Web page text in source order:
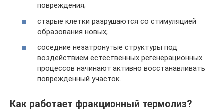
повреждения;
старые клетки разрушаются со стимуляцией
образования новых;
соседние незатронутые структуры под
воздействием естественных регенерационных
процессов начинают активно восстанавливать
поврежденный участок.
Как работает фракционный термолиз?